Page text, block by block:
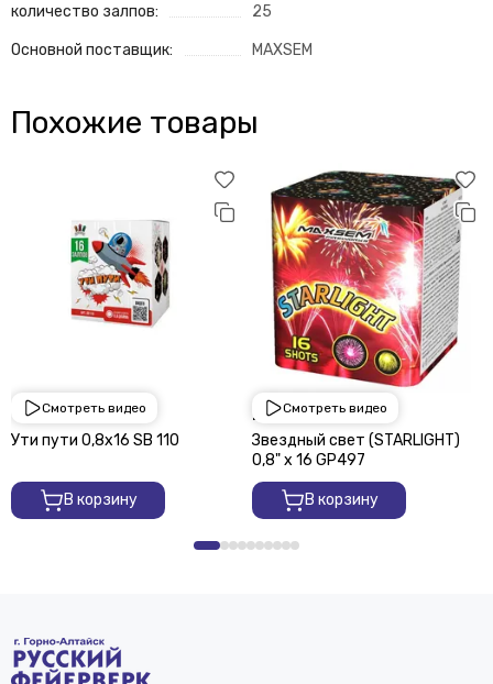
количество залпов: 25
Основной поставщик: MAXSEM
Похожие товары
Смотреть видео
1 950 ₽
Ути пути 0,8х16 SВ 110
В корзину
Смотреть видео
2 250 ₽
Звездный свет (STARLIGHT)
0,8" х 16 GP497
В корзину